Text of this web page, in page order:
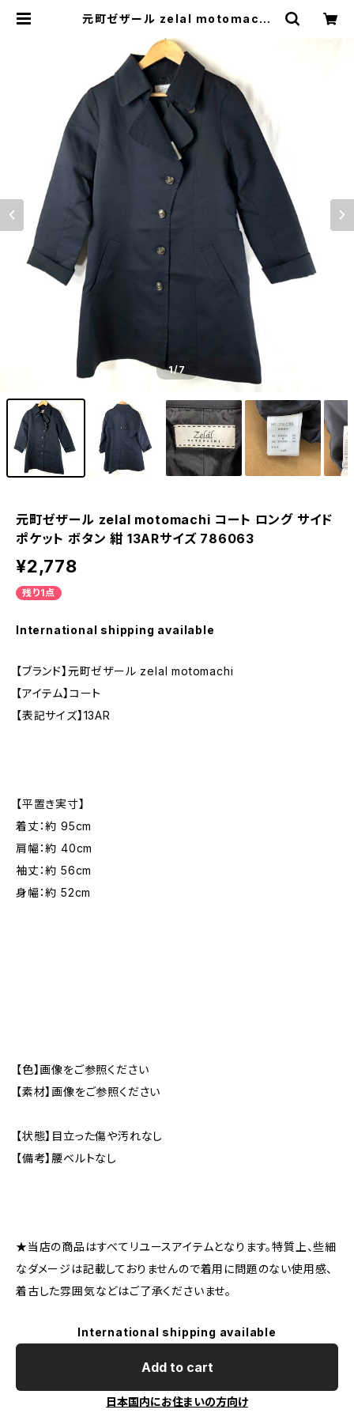
元町ゼザール zelal motomachi
紺 13ARサイズ 786063 | Ethical
Store
1/7
元町ゼザール zelal motomachi コート ロング サイド
ポケット ボタン 紺 13ARサイズ 786063
¥2,778
残り1点
International shipping available
【ブランド】元町ゼザール zelal motomachi
【アイテム】コート
【表記サイズ】13AR
【平置き実寸】
着丈：約 95cm
肩幅：約 40cm
袖丈：約 56cm
身幅：約 52cm
【色】画像をご参照ください
【素材】画像をご参照ください
【状態】目立った傷や汚れなし
【備考】腰ベルトなし
★当店の商品はすべてリユースアイテムとなります。特質上、些細
なダメージは記載しておりませんので着用に問題のない使用感、
着古した雰囲気などはご了承くださいませ。
International shipping available
Add to cart
日本国内にお住まいの方向け